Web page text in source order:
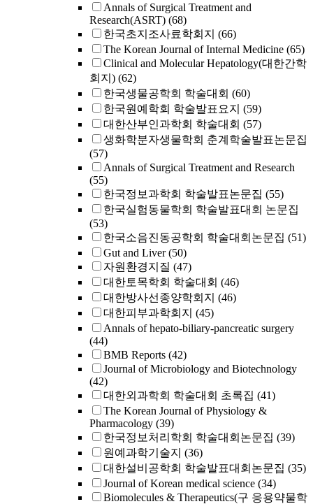
Annals of Surgical Treatment and
Research(ASRT) (68)
한국초지조사료학회지 (66)
The Korean Journal of Internal Medicine (65)
Clinical and Molecular Hepatology(대한간학
회지) (62)
한국생물공학회 학술대회 (60)
한국원예학회 학술발표요지 (59)
대한산부인과학회 학술대회 (57)
생화학분자생물학회 춘계학술발표논문집
(57)
Annals of Surgical Treatment and Research
(55)
한국정보과학회 학술발표논문집 (55)
한국실험동물학회 학술발표대회 논문집
(53)
한국소음진동공학회 학술대회논문집 (51)
Gut and Liver (50)
자원환경지질 (47)
대한토목학회 학술대회 (46)
대한방사선종양학회지 (46)
대한피부과학회지 (45)
Annals of hepato-biliary-pancreatic surgery
(44)
BMB Reports (42)
Journal of Microbiology and Biotechnology
(42)
대한외과학회 학술대회 초록집 (41)
The Korean Journal of Physiology &
Pharmacology (39)
한국정보처리학회 학술대회논문집 (39)
원예과학기술지 (36)
대한설비공학회 학술발표대회논문집 (35)
Journal of Korean medical science (34)
Biomolecules & Therapeutics(구 응용약물학